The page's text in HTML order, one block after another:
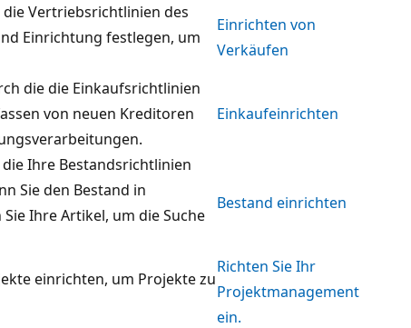
Vertriebsrichtlinien des
Einrichtung festlegen, um
Einrichten von
Verkäufen
die die Einkaufsrichtlinien
von neuen Kreditoren
Einkaufeinrichten
Ihre Bestandsrichtlinien
Sie den Bestand in
Ihre Artikel, um die Suche
Bestand einrichten
einrichten, um Projekte zu
Richten Sie Ihr
Projektmanagement
ein.